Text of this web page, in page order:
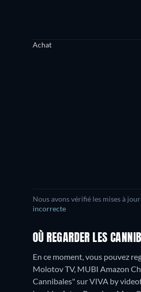
Achat
Nous avons vérifié les mises à
incorrecte
OÙ REGARDER LES
En ce moment, vous pouvez
Molotov TV, MUBI Amazon
Cannibales" sur VIVA by